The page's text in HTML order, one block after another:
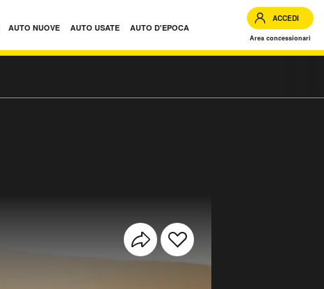
AUTO NUOVE AUTO USATE AUTO D'EPOCA
ACCEDI
Area concessionari